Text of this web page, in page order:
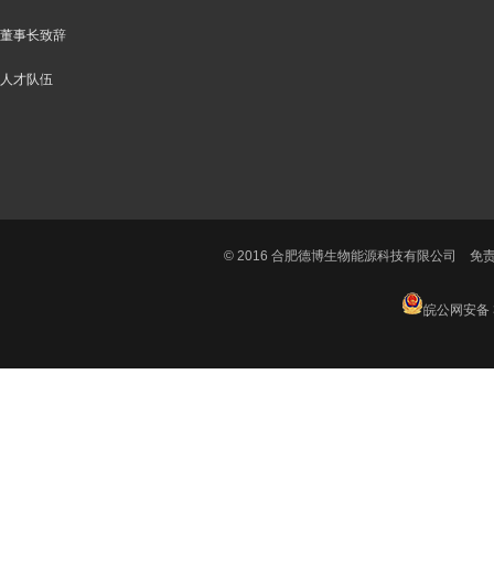
董事长致辞
人才队伍
© 2016 合肥德博生物能源科技有限公司 免
皖公网安